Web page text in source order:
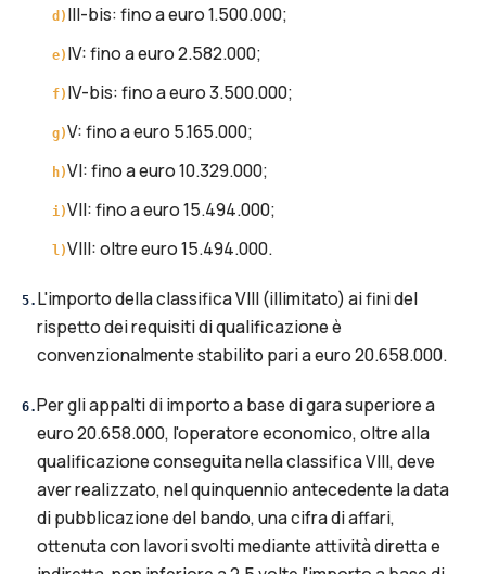
d ) III-bis: fino a euro 1.500.000;
e) IV: fino a euro 2.582.000;
f) IV-bis: fino a euro 3.500.000;
g)V: fino a euro 5.165.000;
h)VI: fino a euro 10.329.000;
i)VII: fino a euro 15.494.000;
l)VIII: oltre euro 15.494.000.
5. L'importo della classifica VIII (illimitato) ai fini del
rispetto dei requisiti di qualificazione è
convenzionalmente stabilito pari a euro 20.658.000.
6.Per gli appalti di importo a base di gara superiore a
euro 20.658.000, l'operatore economico, oltre alla
qualificazione conseguita nella classifica VIII, deve
aver realizzato, nel quinquennio antecedente la data
di pubblicazione del bando, una cifra di affari,
ottenuta con lavori svolti mediante attività diretta e